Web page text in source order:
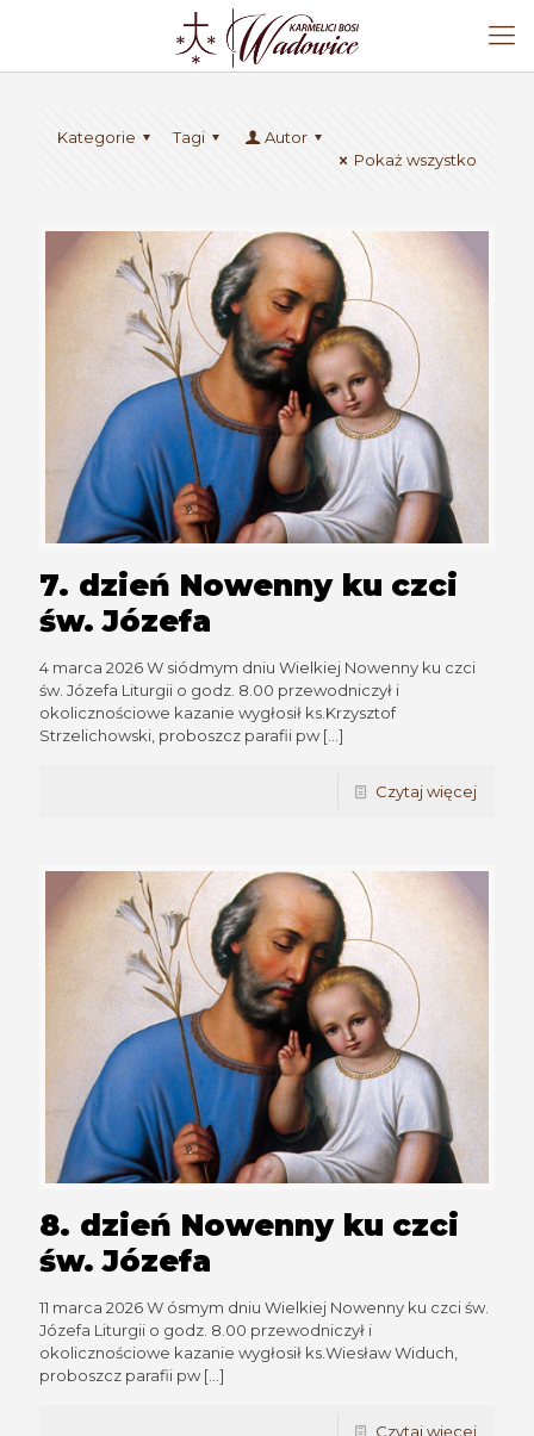
Kategorie Tagi
Autor
Pokaż wszystko
7. dzień Nowenny ku czci
św. Józefa
4 marca 2026 W siódmym dniu Wielkiej Nowenny ku czci
św. Józefa Liturgii o godz. 8.00 przewodniczył i
okolicznościowe kazanie wygłosił ks.Krzysztof
Strzelichowski, proboszcz parafii pw[…]
Czytaj więcej
8. dzień Nowenny ku czci
św. Józefa
11 marca 2026 W ósmym dniu Wielkiej Nowenny ku czci św.
Józefa Liturgii o godz. 8.00 przewodniczył i
okolicznościowe kazanie wygłosił ks.Wiesław Widuch,
proboszcz parafii pw[…]
Czytaj więcej